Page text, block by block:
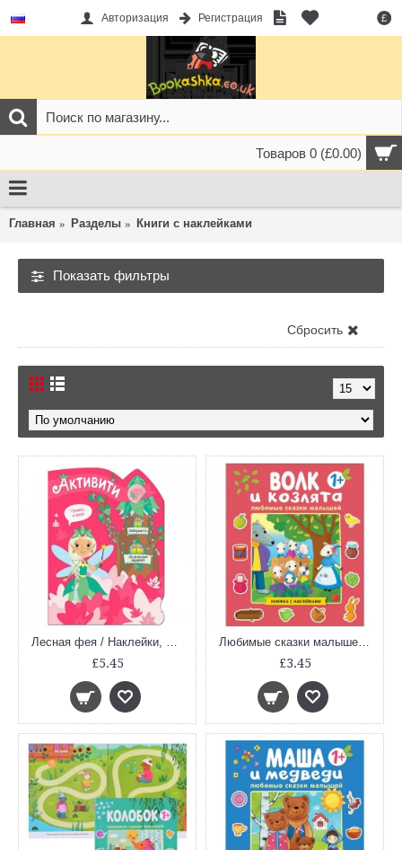
£
Авторизация Регистрация
Товаров 0 (£0.00)
Главная Разделы Книги с наклейками
Показать фильтры
Сбросить
Книги с наклейками
Лесная фея / Наклейки, лабиринты, логические задания
£5.45
Любимые сказки малышей. Волк и козлята
£3.45